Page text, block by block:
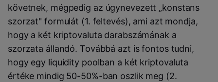
követnek, mégpedig az úgynevezett „konstans
szorzat" formulát (1. feltevés), ami azt mondja,
hogy a két kriptovaluta darabszámának a
szorzata állandó. Továbbá azt is fontos tudni,
hogy egy liquidity poolban a két kriptovaluta
értéke mindig 50-50%-ban oszlik meg (2.